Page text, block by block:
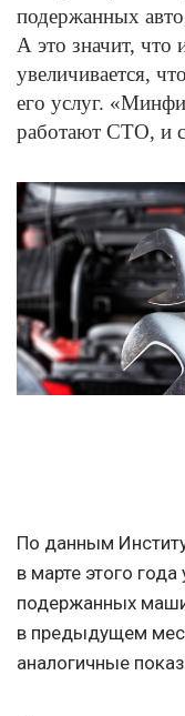
подержанных
А это значит, что
увеличивается,
его услуг.
работают СТО, и
По данным
в марте этого
подержанных
в предыдущем
аналогичные